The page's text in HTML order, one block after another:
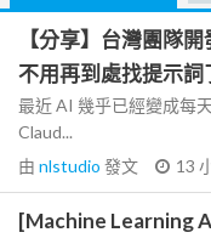
【分享】台灣團隊
不用再到處找提示詞
最近 AI 幾乎已經變成每
Claud...
由 nlstudio 發文 13
[Machine Learning